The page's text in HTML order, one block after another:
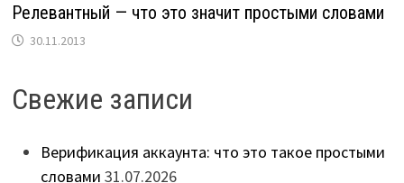
Релевантный — что это значит простыми словами
30.11.2013
Свежие записи
Верификация аккаунта: что это такое простыми
словами 31.07.2026